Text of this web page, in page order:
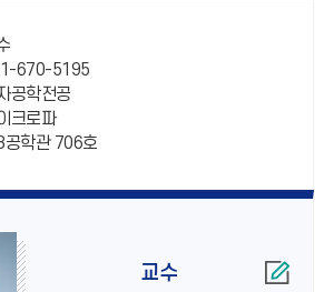
670-5195
공학전공
크로파
공학관 706호
교수